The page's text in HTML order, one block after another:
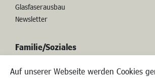
Auf unserer Webseite werden Cookies
Existenzgründung
Netzwerke
Newsletter
Familie/Soziales